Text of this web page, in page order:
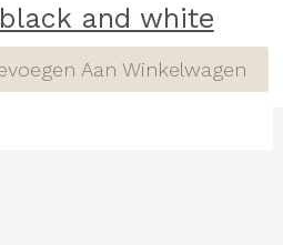
and white
Aan Winkelwagen